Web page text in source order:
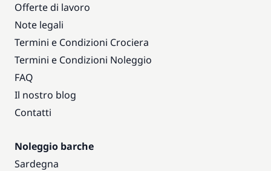
Offerte di lavoro
Note legali
Termini e Condizioni Crociera
Termini e Condizioni Noleggio
FAQ
Il nostro blog
Contatti
Noleggio barche
Sardegna